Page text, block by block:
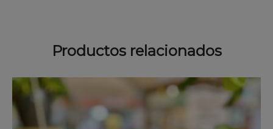
Productos relacionados